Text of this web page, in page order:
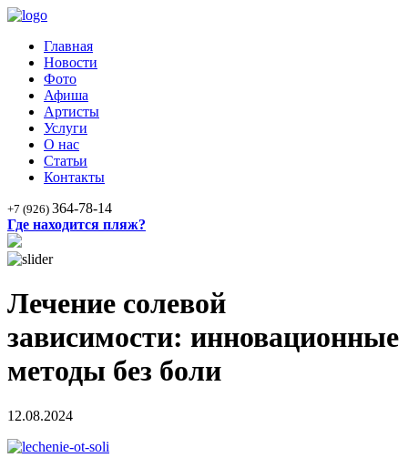
Главная
Новости
Фото
Афиша
Артисты
Услуги
О нас
Статьи
Контакты
+7 (926) 364-78-14
Где находится пляж?
Лечение солевой
зависимости: инновационные
методы без боли
12.08.2024